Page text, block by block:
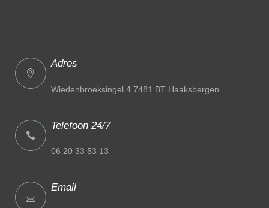
Adres
Wiedenbroeksingel 4 7481 BT Haaksbergen
Telefoon 24/7
06 20 33 53 13
Email